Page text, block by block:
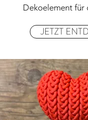
Dekoelement für
JETZT